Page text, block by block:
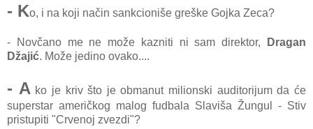
- Ko, i na koji način sankcioniše greške Gojka Zeca?
- Novčano me ne može kazniti ni sam direktor,
Dragan
Džajić. Može jedino ovako....
- Ako je kriv što je obmanut milionski auditorijum da će
superstar američkog malog fudbala Slaviša Žungul - Stiv
pristupiti "Crvenoj zvezdi"?